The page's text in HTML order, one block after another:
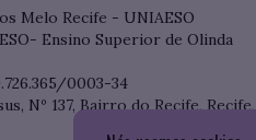
Melo Recife - UNIAESO
Ensino Superior de Olinda
0003-34
Nº 137, Bairro do Recife, Recife,